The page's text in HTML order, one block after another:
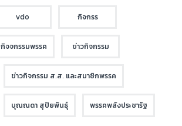
vdo กิจกรร
กิจจกรรมพรรค ข่าวกิจกรรม
ข่าวกิจกรรม ส.ส. และสมาชิกพรรค
บุณณดา สุปิยพันธุ์ พรรคพลังประชารัฐ